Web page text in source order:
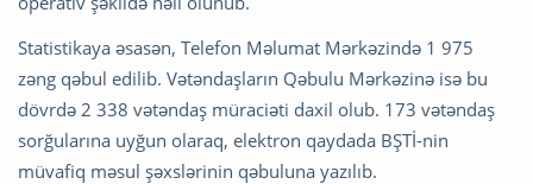
Statistikaya əsasən, Telefon Məlumat Mərkəzində 1 975
zəng qəbul edilib. Vətəndaşların Qəbulu Mərkəzinə isə bu
dövrdə 2 338 vətəndaş müraciəti daxil olub. 173 vətəndaş
sorğularına uyğun olaraq, elektron qaydada BŞTİ-nin
müvafiq məsul şəxslərinin qəbuluna yazılıb.